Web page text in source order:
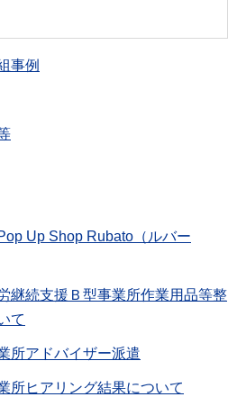
事例
Up Shop Rubato（ルバー
継続支援Ｂ型事業所作業用品等整
て
所アドバイザー派遣
所ヒアリング結果について